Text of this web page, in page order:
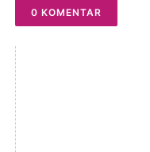
0 KOMENTAR